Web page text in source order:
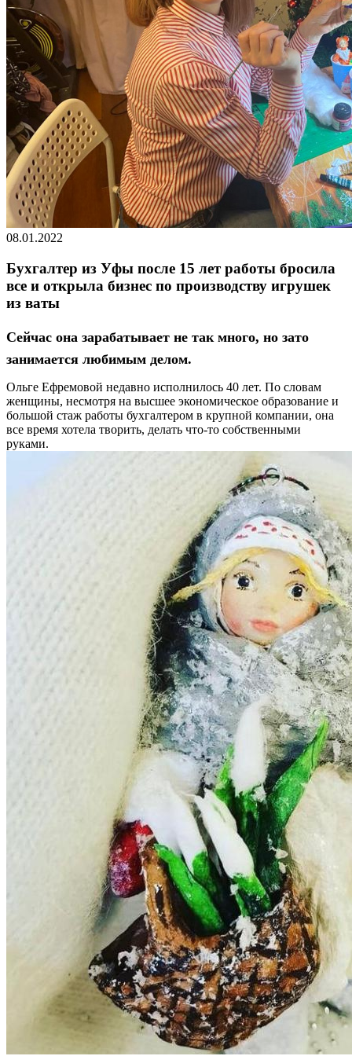
08.01.2022
Бухгалтер из Уфы после 15 лет работы бросила
все и открыла бизнес по производству игрушек
из ваты
Сейчас она зарабатывает не так много, но зато
занимается любимым делом.
Ольге Ефремовой недавно исполнилось 40 лет. По словам
женщины, несмотря на высшее экономическое образование и
большой стаж работы бухгалтером в крупной компании, она
все время хотела творить, делать что-то собственными
руками.